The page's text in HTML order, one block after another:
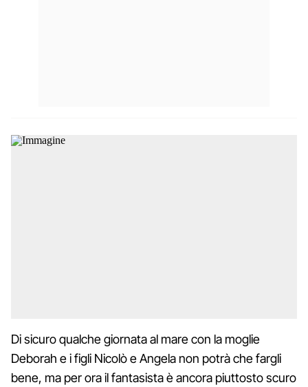
Di sicuro qualche giornata al mare con la moglie
Deborah e i figli Nicolò e Angela non potrà che fargli
bene, ma per ora il fantasista è ancora piuttosto scuro